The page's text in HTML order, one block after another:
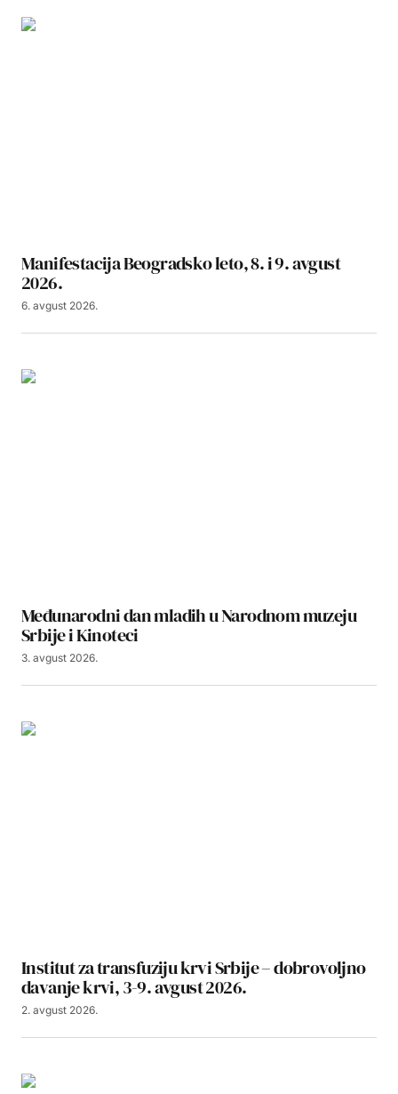
Manifestacija Beogradsko leto, 8. i 9. avgust
2026.
6. avgust 2026.
Međunarodni dan mladih u Narodnom muzeju
Srbije i Kinoteci
3. avgust 2026.
Institut za transfuziju krvi Srbije – dobrovoljno
davanje krvi, 3-9. avgust 2026.
2. avgust 2026.